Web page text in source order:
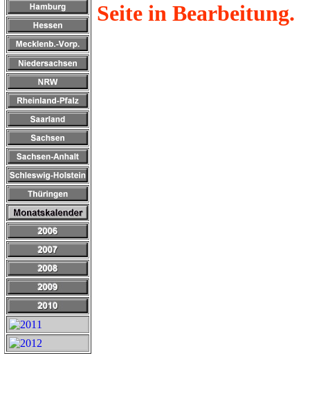
Seite in Bearbeitung.